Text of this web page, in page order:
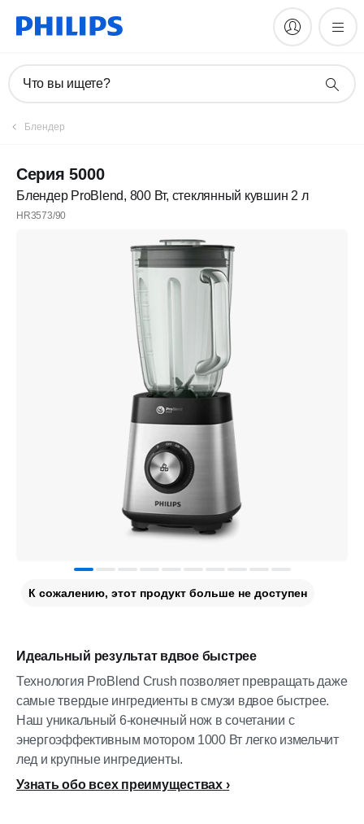
Что вы ищете?
Блендер
Серия 5000
Блендер ProBlend, 800 Вт, стеклянный кувшин 2 л
HR3573/90
Идеальный результат вдвое быстрее
Технология ProBlend Crush позволяет превращать даже
самые твердые ингредиенты в смузи вдвое быстрее.
Наш уникальный 6-конечный нож в сочетании с
энергоэффективным мотором 1000 Вт легко измельчит
лед и крупные ингредиенты.
Узнать обо всех преимуществах
К сожалению, этот продукт больше не доступен